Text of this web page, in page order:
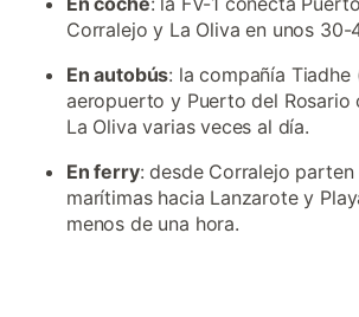
Corralejo y La Oliva en unos 30-
En autobús: la compañía Tiadhe
aeropuerto y Puerto del Rosario
La Oliva varias veces al día.
En ferry: desde Corralejo
marítimas hacia Lanzarote y
menos de una hora.